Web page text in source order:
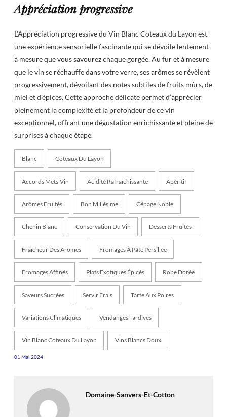
Appréciation progressive
L’Appréciation progressive du Vin Blanc Coteaux du Layon est
une expérience sensorielle fascinante qui se dévoile lentement
à mesure que vous savourez chaque gorgée. Au fur et à mesure
que le vin se réchauffe dans votre verre, ses arômes se révèlent
progressivement, dévoilant des notes subtiles de fruits mûrs, de
miel et d’épices. Cette approche délicate permet d’apprécier
pleinement la complexité et la profondeur de ce vin
exceptionnel, offrant une dégustation enrichissante et pleine de
surprises à chaque étape.
Blanc Coteaux Du Layon
Accords Mets-Vin Acidité Rafraîchissante Apéritif
Arômes Fruités Bon Millésime Cépage Noble
Chenin Blanc Conservation Du Vin Desserts Fruités
Fraîcheur Des Arômes Fromages À Pâte Persillée
Fromages Affinés Plats Exotiques Épicés Robe Dorée
Saveurs Sucrées Servir Frais Tarte Aux Poires
Variations Climatiques Vendanges Tardives
Vin Blanc Coteaux Du Layon Vins Blancs Doux
01 Mai 2024
Domaine-Sanvers-Et-Cotton